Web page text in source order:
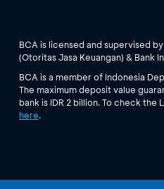
BCA is licensed and supervised
(Otoritas Jasa Keuangan) & Bank
BCA is a member of Indonesia
The maximum deposit value
bank is IDR 2 billion. To check the
here.